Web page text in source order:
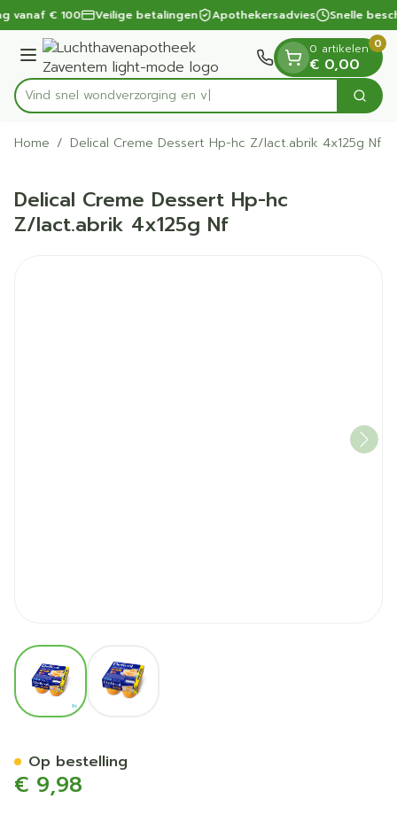
Ga naar de inhoud
1 van 1
vanaf € 100 Veilige betalingen Apothekersadvies Snelle
Menu
Product, merk, categorie...
Vind snel wondverzo Zoek
0 artikelen
€ 0,00
0
Home / Delical Creme Dessert Hp-hc Z/lact.abrik 4x125g Nf
Delical Creme Dessert Hp-hc
Z/lact.abrik 4x125g Nf
View larger image
€ 9,98
Op bestelling